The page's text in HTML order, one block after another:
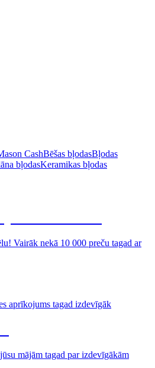
CashBēšas bļodasBļodas
bļodasKeramikas bļodas
Vairāk nekā 10 000 preču tagad ar
aprīkojums tagad izdevīgāk
mājām tagad par izdevīgākām